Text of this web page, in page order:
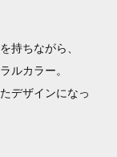
持ちながら、
ルカラー。
デザインになっ